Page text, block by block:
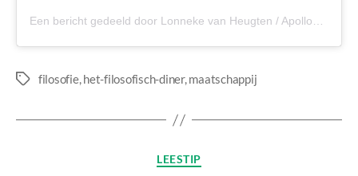
Tags filosofie,het-filosofisch-diner,maatschappij
Categories
LEESTIP